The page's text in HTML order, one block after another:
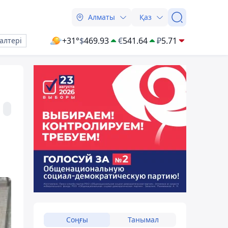
Алматы Қаз
+31°$469.93 €541.64 ₽5.71
Соңғы Танымал